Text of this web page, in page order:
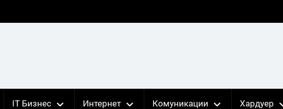
IT Бизнес Интернет Комуникации Хардуер